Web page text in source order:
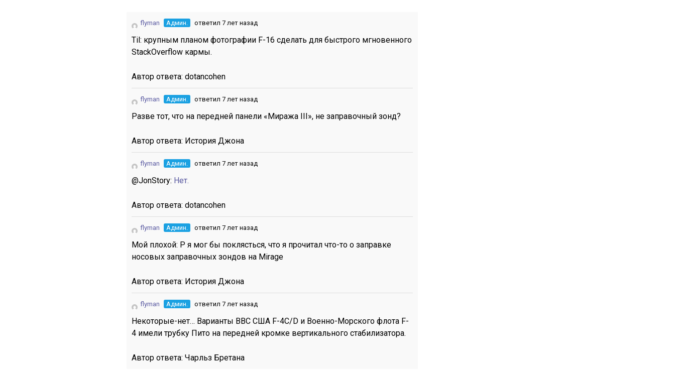
flyman Админ. ответил 7 лет назад
Til: крупным планом фотографии F-16 сделать для быстрого мгновенного
StackOverflow кармы.
Автор ответа: dotancohen
flyman Админ. ответил 7 лет назад
Разве тот, что на передней панели «Миража III», не заправочный зонд?
Автор ответа: История Джона
flyman Админ. ответил 7 лет назад
@JonStory: Нет.
Автор ответа: dotancohen
flyman Админ. ответил 7 лет назад
Мой плохой: P я мог бы поклясться, что я прочитал что-то о заправке
носовых заправочных зондов на Mirage
Автор ответа: История Джона
flyman Админ. ответил 7 лет назад
Некоторые-нет… Варианты ВВС США F-4C/D и Военно-Морского флота F-
4 имели трубку Пито на передней кромке вертикального стабилизатора.
Автор ответа: Чарльз Бретана